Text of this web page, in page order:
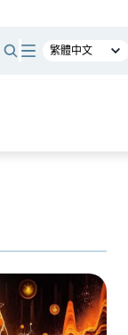
能在產業淘